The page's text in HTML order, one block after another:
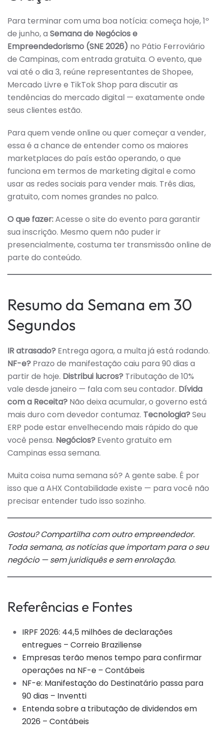
Para terminar com uma boa notícia: começa hoje, 1º
de junho, a Semana de Negócios e
Empreendedorismo (SNE 2026) no Pátio Ferroviário
de Campinas, com entrada gratuita. O evento, que
vai até o dia 3, reúne representantes de Shopee,
Mercado Livre e TikTok Shop para discutir as
tendências do mercado digital — exatamente onde
seus clientes estão.
Para quem vende online ou quer começar a vender,
essa é a chance de entender como os maiores
marketplaces do país estão operando, o que
funciona em termos de marketing digital e como
usar as redes sociais para vender mais. Três dias,
gratuito, com nomes grandes no palco.
O que fazer:Acesse o site do evento para garantir
sua inscrição. Mesmo quem não puder ir
presencialmente, costuma ter transmissão online de
parte do conteúdo.
Resumo da Semana em 30
Segundos
IR atrasado? Entrega agora, a multa já está rodando.
NF-e? Prazo de manifestação caiu para 90 dias a
partir de hoje. Distribui lucros? Tributação de 10%
vale desde janeiro — fala com seu contador. Dívida
com a Receita? Não deixa acumular, o governo está
mais duro com devedor contumaz. Tecnologia?Seu
ERP pode estar envelhecendo mais rápido do que
você pensa. Negócios? Evento gratuito em
Campinas essa semana.
Muita coisa numa semana só? A gente sabe. É por
isso que a AHX Contabilidade existe — para você não
precisar entender tudo isso sozinho.
Gostou? Compartilha com outro empreendedor.
Toda semana, as notícias que importam para o seu
negócio — sem juridiquês e sem enrolação.
Referências e Fontes
IRPF 2026: 44,5 milhões de declarações
entregues – Correio Braziliense
Empresas terão menos tempo para confirmar
operações na NF-e – Contábeis
NF-e: Manifestação do Destinatário passa para
90 dias – Inventti
Entenda sobre a tributação de dividendos em
2026 – Contábeis